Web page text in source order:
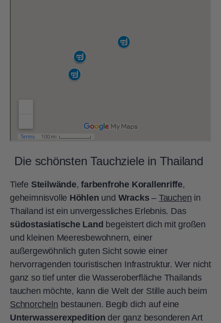
Die schönsten Tauchziele in Thailand
Tiefe Steilwände,farbenfrohe Korallenriffe,
geheimnisvolle Höhlen und Wracks – Tauchen in
Thailand ist ein unvergessliches Erlebnis. Das
südostasiatische Land begeistert dich mit großen
und kleinen Meeresbewohnern, einer
außergewöhnlich guten Sicht sowie einer
hervorragenden touristischen Infrastruktur. Wer nicht
ganz so tief unter die Wasseroberfläche Thailands
tauchen möchte, kann die Welt der Stille auch beim
Schnorcheln bestaunen. Begib dich auf eine
Unterwasserexpedition der ganz besonderen Art